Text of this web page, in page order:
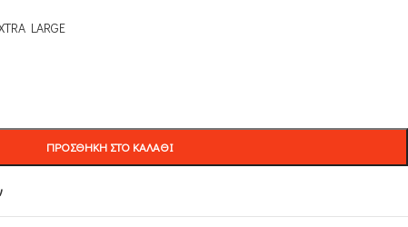
LARGE
ΠΡΟΣΘΉΚΗ ΣΤΟ ΚΑΛΆΘΙ